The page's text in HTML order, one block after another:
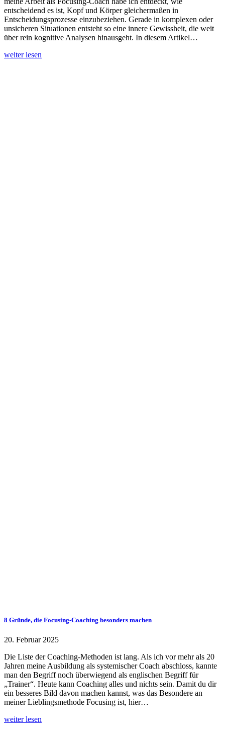
entscheidend es ist, Kopf und Körper gleichermaßen in
Entscheidungsprozesse einzubeziehen. Gerade in komplexen oder
unsicheren Situationen entsteht so eine innere Gewissheit, die weit
über rein kognitive Analysen hinausgeht. In diesem Artikel…
weiter lesen
8 Gründe, die Focusing-Coaching besonders machen
20. Februar 2025
Die Liste der Coaching-Methoden ist lang. Als ich vor mehr als 20
Jahren meine Ausbildung als systemischer Coach abschloss, kannte
man den Begriff noch überwiegend als englischen Begriff für
„Trainer“. Heute kann Coaching alles und nichts sein. Damit du dir
ein besseres Bild davon machen kannst, was das Besondere an
meiner Lieblingsmethode Focusing ist, hier…
weiter lesen